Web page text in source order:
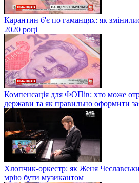
Карантин б'є по гаманцях: як
2020 році
Компенсація для ФОПів: хто може
держави та як правильно оформити
Хлопчик-оркестр: як Женя
мрію бути музикантом